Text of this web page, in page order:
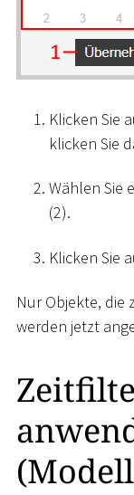
Klicken Sie
klicken Sie
Wählen Sie
(2).
Klicken Sie
Nur Objekte,
werden jetzt